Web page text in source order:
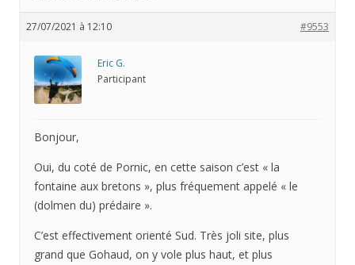
27/07/2021 à 12:10 #9553
Eric G.
Participant
Bonjour,
Oui, du coté de Pornic, en cette saison c’est « la
fontaine aux bretons », plus fréquement appelé « le
(dolmen du) prédaire ».
C’est effectivement orienté Sud. Très joli site, plus
grand que Gohaud, on y vole plus haut, et plus